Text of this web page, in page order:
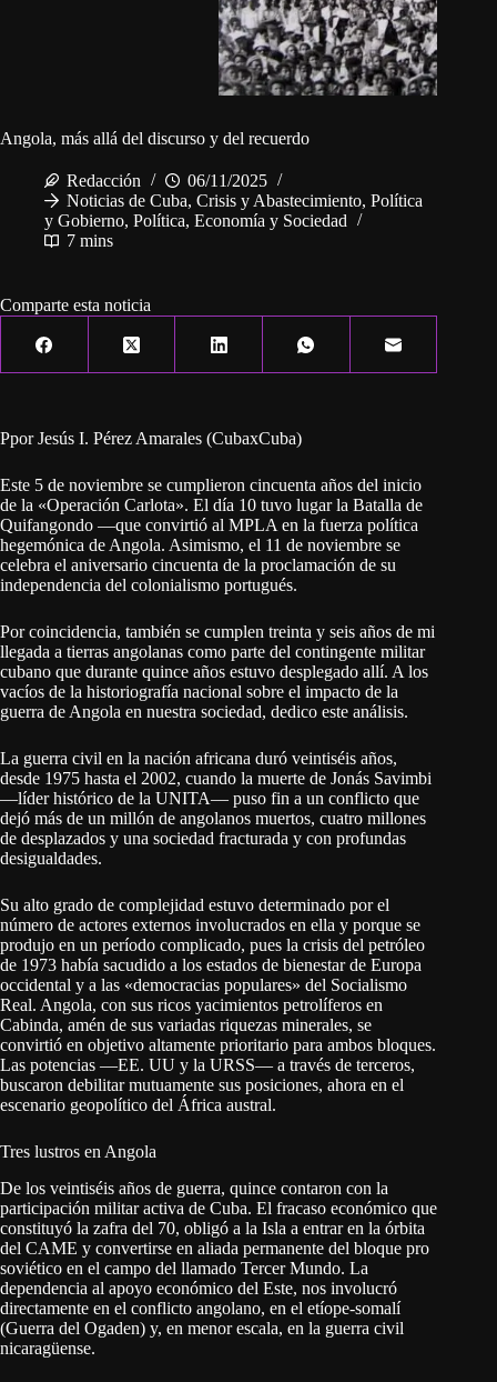
Angola, más allá del discurso y del recuerdo
Redacción
06/11/2025
Noticias de Cuba, Crisis y Abastecimiento, Política
y Gobierno, Política, Economía y Sociedad
7 mins
Comparte esta noticia
Ppor Jesús I. Pérez Amarales (CubaxCuba)
Este 5 de noviembre se cumplieron cincuenta años del inicio
de la «Operación Carlota». El día 10 tuvo lugar la Batalla de
Quifangondo ―que convirtió al MPLA en la fuerza política
hegemónica de Angola. Asimismo, el 11 de noviembre se
celebra el aniversario cincuenta de la proclamación de su
independencia del colonialismo portugués.
Por coincidencia, también se cumplen treinta y seis años de mi
llegada a tierras angolanas como parte del contingente militar
cubano que durante quince años estuvo desplegado allí. A los
vacíos de la historiografía nacional sobre el impacto de la
guerra de Angola en nuestra sociedad, dedico este análisis.
La guerra civil en la nación africana duró veintiséis años,
desde 1975 hasta el 2002, cuando la muerte de Jonás Savimbi
―líder histórico de la UNITA― puso fin a un conflicto que
dejó más de un millón de angolanos muertos, cuatro millones
de desplazados y una sociedad fracturada y con profundas
desigualdades.
Su alto grado de complejidad estuvo determinado por el
número de actores externos involucrados en ella y porque se
produjo en un período complicado, pues la crisis del petróleo
de 1973 había sacudido a los estados de bienestar de Europa
occidental y a las «democracias populares» del Socialismo
Real. Angola, con sus ricos yacimientos petrolíferos en
Cabinda, amén de sus variadas riquezas minerales, se
convirtió en objetivo altamente prioritario para ambos bloques.
Las potencias ―EE. UU y la URSS― a través de terceros,
buscaron debilitar mutuamente sus posiciones, ahora en el
escenario geopolítico del África austral.
Tres lustros en Angola
De los veintiséis años de guerra, quince contaron con la
participación militar activa de Cuba. El fracaso económico que
constituyó la zafra del 70, obligó a la Isla a entrar en la órbita
del CAME y convertirse en aliada permanente del bloque pro
soviético en el campo del llamado Tercer Mundo. La
dependencia al apoyo económico del Este, nos involucró
directamente en el conflicto angolano, en el etíope-somalí
(Guerra del Ogaden) y, en menor escala, en la guerra civil
nicaragüense.